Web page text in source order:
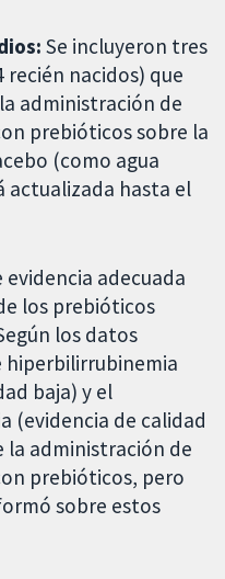
Se incluyeron tres
nacidos) que
administración de
prebióticos sobre la
(como agua
actualizada hasta el
evidencia adecuada
los prebióticos
los datos
hiperbilirrubinemia
baja) y el
de calidad
la administración de
prebióticos, pero
sobre estos